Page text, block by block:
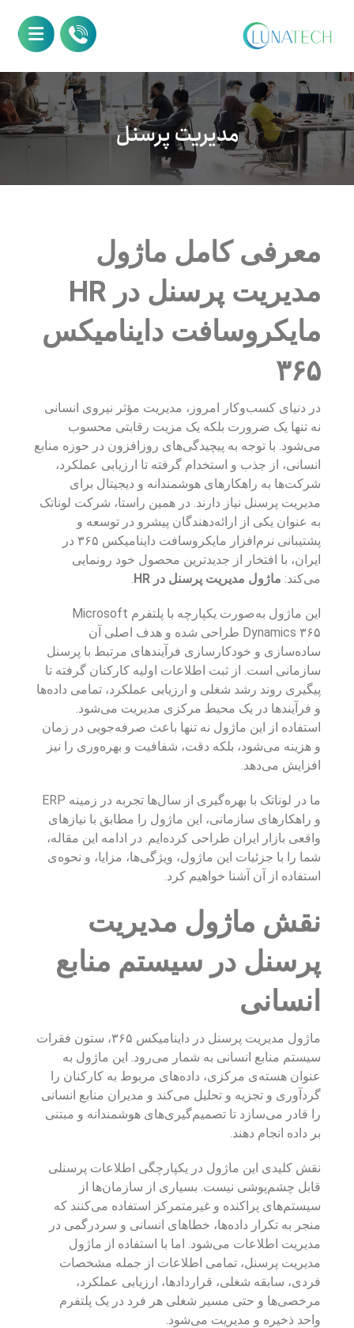
مدیریت پرسنل
معرفی کامل ماژول
مدیریت پرسنل در HR
مایکروسافت داینامیکس
۳۶۵
در دنیای کسب‌وکار امروز، مدیریت مؤثر نیروی انسانی
نه تنها یک ضرورت بلکه یک مزیت رقابتی محسوب
می‌شود. با توجه به پیچیدگی‌های روزافزون در حوزه منابع
انسانی، از جذب و استخدام گرفته تا ارزیابی عملکرد،
شرکت‌ها به راهکارهای هوشمندانه و دیجیتال برای
مدیریت پرسنل نیاز دارند. در همین راستا، شرکت لوناتک
به عنوان یکی از ارائه‌دهندگان پیشرو در توسعه و
پشتیبانی نرم‌افزار مایکروسافت داینامیکس ۳۶۵ در
ایران، با افتخار از جدیدترین محصول خود رونمایی
می‌کند: ماژول مدیریت پرسنل در HR .
این ماژول به‌صورت یکپارچه با پلتفرم Microsoft
Dynamics ۳۶۵ طراحی شده و هدف اصلی آن
ساده‌سازی و خودکارسازی فرآیندهای مرتبط با پرسنل
سازمانی است. از ثبت اطلاعات اولیه کارکنان گرفته تا
پیگیری روند رشد شغلی و ارزیابی عملکرد، تمامی داده‌ها
و فرآیندها در یک محیط مرکزی مدیریت می‌شود.
استفاده از این ماژول نه تنها باعث صرفه‌جویی در زمان
و هزینه می‌شود، بلکه دقت، شفافیت و بهره‌وری را نیز
افزایش می‌دهد.
ما در لوناتک با بهره‌گیری از سال‌ها تجربه در زمینه ERP
و راهکارهای سازمانی، این ماژول را مطابق با نیازهای
واقعی بازار ایران طراحی کرده‌ایم. در ادامه این مقاله،
شما را با جزئیات این ماژول، ویژگی‌ها، مزایا، و نحوه‌ی
استفاده از آن آشنا خواهیم کرد.
نقش ماژول مدیریت
پرسنل در سیستم منابع
انسانی
ماژول مدیریت پرسنل در داینامیکس ۳۶۵، ستون فقرات
سیستم منابع انسانی به شمار می‌رود. این ماژول به
عنوان هسته‌ی مرکزی، داده‌های مربوط به کارکنان را
گردآوری و تجزیه و تحلیل می‌کند و مدیران منابع انسانی
را قادر می‌سازد تا تصمیم‌گیری‌های هوشمندانه و مبتنی
بر داده انجام دهند.
نقش کلیدی این ماژول در یکپارچگی اطلاعات پرسنلی
قابل چشم‌پوشی نیست. بسیاری از سازمان‌ها از
سیستم‌های پراکنده و غیرمتمرکز استفاده می‌کنند که
منجر به تکرار داده‌ها، خطاهای انسانی و سردرگمی در
مدیریت اطلاعات می‌شود. اما با استفاده از ماژول
مدیریت پرسنل، تمامی اطلاعات از جمله مشخصات
فردی، سابقه شغلی، قراردادها، ارزیابی عملکرد،
مرخصی‌ها و حتی مسیر شغلی هر فرد در یک پلتفرم
واحد ذخیره و مدیریت می‌شود.